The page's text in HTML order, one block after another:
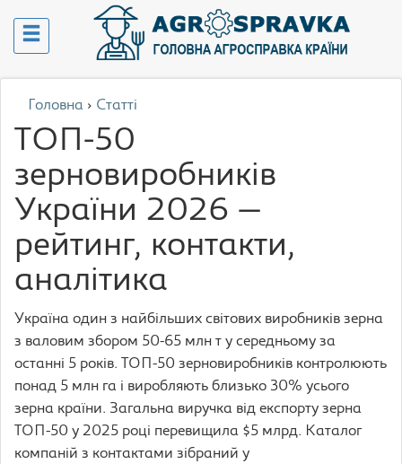
Головна › Статті
ТОП-50
зерновиробників
України 2026 —
рейтинг, контакти,
аналітика
Україна один з найбільших світових виробників зерна
з валовим збором 50-65 млн т у середньому за
останні 5 років. ТОП-50 зерновиробників контролюють
понад 5 млн га і виробляють близько 30% усього
зерна країни. Загальна виручка від експорту зерна
ТОП-50 у 2025 році перевищила $5 млрд. Каталог
компаній з контактами зібраний у